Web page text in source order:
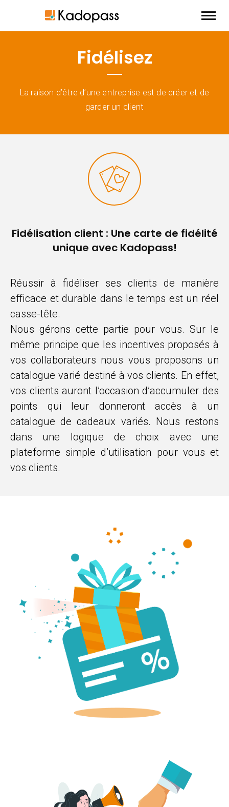
Fidélisez
La raison d’être d’une entreprise est de créer et de
garder un client
Fidélisation client : Une carte de fidélité
unique avec Kadopass!
Réussir à fidéliser ses clients de manière
efficace et durable dans le temps est un réel
casse-tête.
Nous gérons cette partie pour vous. Sur le
même principe que les incentives proposés à
vos collaborateurs nous vous proposons un
catalogue varié destiné à vos clients. En effet,
vos clients auront l’occasion d’accumuler des
points qui leur donneront accès à un
catalogue de cadeaux variés. Nous restons
dans une logique de choix avec une
plateforme simple d’utilisation pour vous et
vos clients.